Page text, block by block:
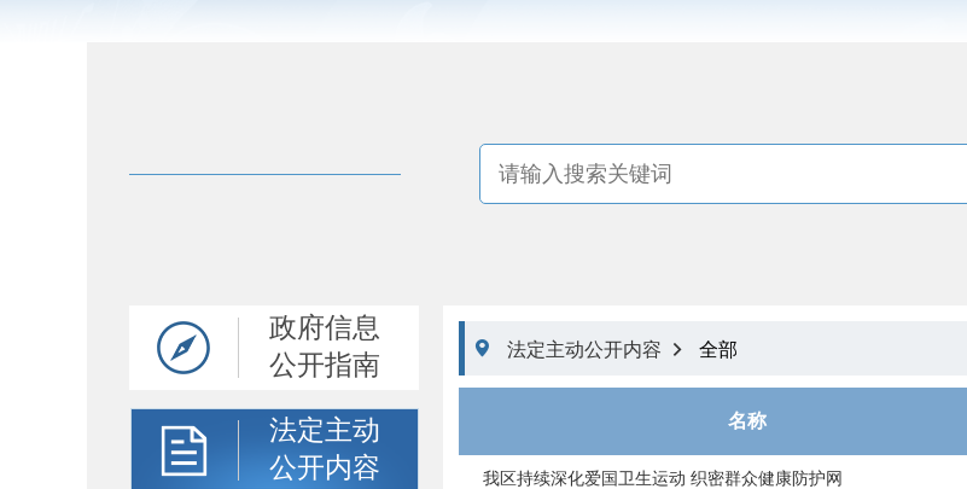
政府信息
公开指南
法定主动
公开内容
 法定主动公开内容  全部
名称
我区持续深化爱国卫生运动 织密群众健康防护网